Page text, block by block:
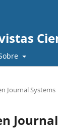
Journal Systems